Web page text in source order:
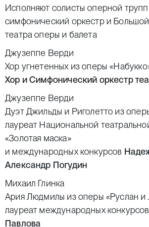
Исполняют солисты оперной
симфонический оркестр и
театра оперы и балета
Джузеппе Верди
Хор угнетенных из оперы
Хор и Симфонический оркестр
Джузеппе Верди
Дуэт Джильды и Риголетто из
лауреат Национальной
«Золотая маска»
и международных конкурсов
Александр Погудин
Михаил Глинка
Ария Людмилы из оперы «Руслан
лауреат международных конкурсов
Павлова